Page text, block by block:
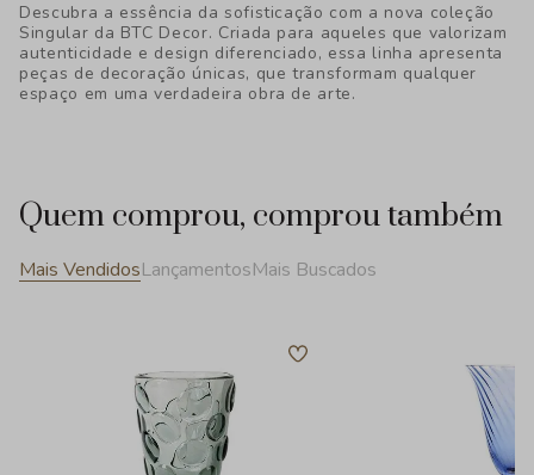
Descubra a essência da sofisticação com a nova coleção
Singular da BTC Decor. Criada para aqueles que valorizam
autenticidade e design diferenciado, essa linha apresenta
peças de decoração únicas, que transformam qualquer
espaço em uma verdadeira obra de arte.
Quem comprou, comprou também
Mais VendidosLançamentosMais Buscados